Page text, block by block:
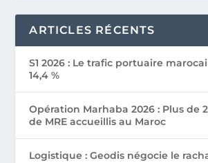
ARTICLES RÉCENTS
S1 2026 : Le trafic portuaire
14,4 %
Opération Marhaba 2026 : Plus de
de MRE accueillis au Maroc
Logistique : Geodis négocie le